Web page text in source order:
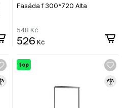
Fasáda f 300*720 Alta
548 Kč
526 Kč
top